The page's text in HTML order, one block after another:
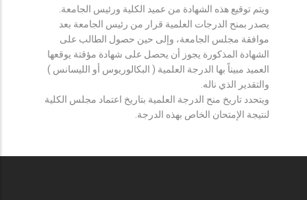
ويتم توقيع هذه الشهادة من عميد الكلية ورئيس الجامعة.
يصدر بمنح الدرجات العلمية قرار من رئيس الجامعة بعد
موافقة مجلس الجامعة، وإلى حين حصول الطالب على
الشهادة المذكورة يجوز أن يحصل على شهادة مؤقتة يوقعها
العميد مبيناً بها الدرجة العلمية ( البكالوريوس أو الليسانس )
والتقدير الذي ناله.
ويتحدد تاريخ منح الدرجة العلمية بتاريخ اعتماد مجلس الكلية
لنتيجة الإمتحان الخاص بهذه الدرجة.